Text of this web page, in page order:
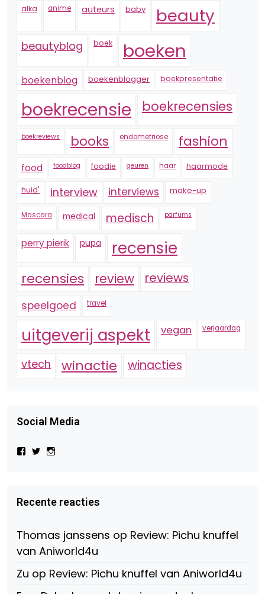
alka anime auteurs baby beauty
beautyblog boek boeken
boekenblog boekenblogger boekpresentatie
boekrecensie boekrecensies
boekreviews books endometriose fashion
food foodblog foodie geuren haar haarmode
huid' interview interviews make-up
Mascara medical medisch parfums
perry pierik pupa recensie
recensies review reviews
speelgoed travel
uitgeverij aspekt vegan verjaardag
vtech winactie winacties
Social Media
Bekijk
Beauty-
147775071915783/?
Facebook
Bekijk
op
Twitter
op
Instagram
Recente reacties
Thomas janssens op Review: Pichu knuffel
van Aniworld4u
Zu op Review: Pichu knuffel van Aniworld4u